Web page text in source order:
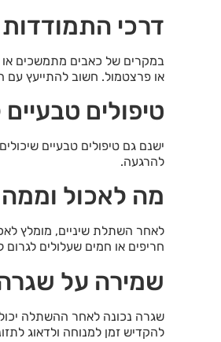
דרכי
במקרים של כאבים מתמשכים או
או פרצטמול. חשוב להתייעץ עם
טיפולים
ישנם גם טיפולים טבעיים
להרגעה.
מה לאכול
לאחר השתלת שיניים, מומלץ
חריפים או חמים שעלולים לגרום
שמירה על
שגרה נכונה לאחר ההשתלה
להקדיש זמן למנוחה ולדאוג